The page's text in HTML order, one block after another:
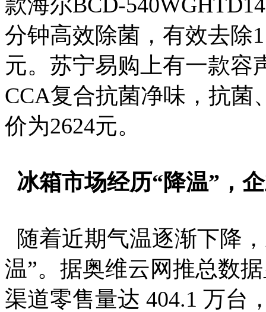
分钟高效除菌，有效去除
元。苏宁易购上有一款容
CCA复合抗菌净味，抗菌
价为2624元。
冰箱市场经历“降温”，
随着近期气温逐渐下降
温”。据奥维云网推总数
渠道零售量达 404.1 万台